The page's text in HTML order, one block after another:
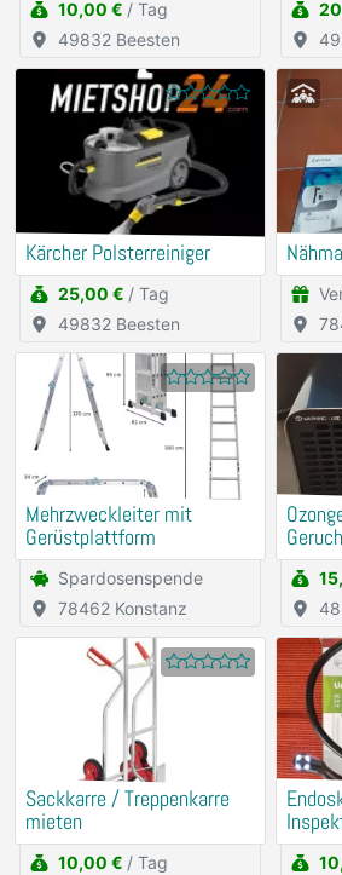
10,00 € / Tag
49832 Beesten
Kärcher Polsterreiniger
25,00 € / Tag
49832 Beesten
Mehrzweckleiter mit
Gerüstplattform
Spardosenspende
78462 Konstanz
Sackkarre / Treppenkarre
mieten
10,00 € / Tag